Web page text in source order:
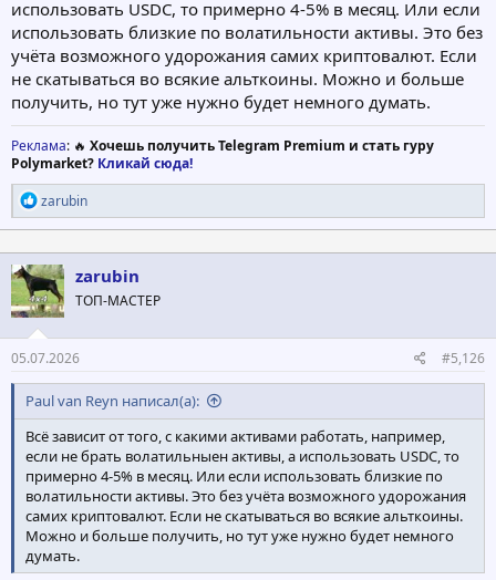
использовать USDC, то примерно 4-5% в месяц. Или если
использовать близкие по волатильности активы. Это без
учёта возможного удорожания самих криптовалют. Если
не скатываться во всякие альткоины. Можно и больше
получить, но тут уже нужно будет немного думать.
Реклама: 🔥 Хочешь получить Telegram Premium и стать гуру
Polymarket? Кликай сюда!
Р
е
а
к
ц
и
и
:
zarubin
zarubin
ТОП-МАСТЕР
05.07.2026 #5,126
Paul van Reyn написал(а):
Всё зависит от того, с какими активами работать, например,
если не брать волатильныен активы, а использовать USDC, то
примерно 4-5% в месяц. Или если использовать близкие по
волатильности активы. Это без учёта возможного удорожания
самих криптовалют. Если не скатываться во всякие альткоины.
Можно и больше получить, но тут уже нужно будет немного
думать.